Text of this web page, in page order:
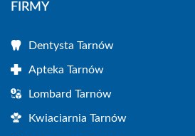
FIRMY
Dentysta Tarnów
Apteka Tarnów
Lombard Tarnów
Kwiaciarnia Tarnów